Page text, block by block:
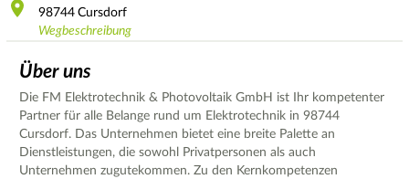
98744 Cursdorf
Wegbeschreibung
Über uns
Die FM Elektrotechnik & Photovoltaik GmbH ist Ihr kompetenter
Partner für alle Belange rund um Elektrotechnik in 98744
Cursdorf. Das Unternehmen bietet eine breite Palette an
Dienstleistungen, die sowohl Privatpersonen als auch
Unternehmen zugutekommen. Zu den Kernkompetenzen